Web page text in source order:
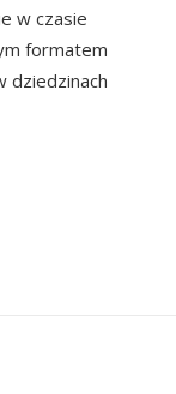
w czasie
formatem
dziedzinach